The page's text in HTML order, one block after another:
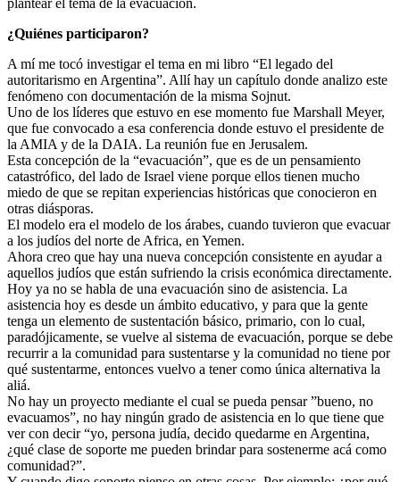
¿Quiénes participaron?
A mí me tocó investigar el tema en mi libro “El legado del
autoritarismo en Argentina”. Allí hay un capítulo donde analizo este
fenómeno con documentación de la misma Sojnut.
Uno de los líderes que estuvo en ese momento fue Marshall Meyer,
que fue convocado a esa conferencia donde estuvo el presidente de
la AMIA y de la DAIA. La reunión fue en Jerusalem.
Esta concepción de la “evacuación”, que es de un pensamiento
catastrófico, del lado de Israel viene porque ellos tienen mucho
miedo de que se repitan experiencias históricas que conocieron en
otras diásporas.
El modelo era el modelo de los árabes, cuando tuvieron que evacuar
a los judíos del norte de Africa, en Yemen.
Ahora creo que hay una nueva concepción consistente en ayudar a
aquellos judíos que están sufriendo la crisis económica directamente.
Hoy ya no se habla de una evacuación sino de asistencia. La
asistencia hoy es desde un ámbito educativo, y para que la gente
tenga un elemento de sustentación básico, primario, con lo cual,
paradójicamente, se vuelve al sistema de evacuación, porque se debe
recurrir a la comunidad para sustentarse y la comunidad no tiene por
qué sustentarme, entonces vuelvo a tener como única alternativa la
aliá.
No hay un proyecto mediante el cual se pueda pensar ”bueno, no
evacuamos”, no hay ningún grado de asistencia en lo que tiene que
ver con decir “yo, persona judía, decido quedarme en Argentina,
¿qué clase de soporte me pueden brindar para sostenerme acá como
comunidad?”.